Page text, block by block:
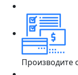
Производите